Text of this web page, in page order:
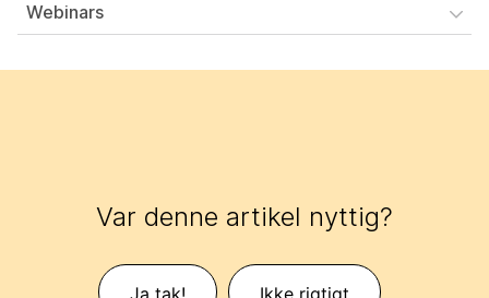
Webinars
Var denne artikel nyttig?
Ja tak! Ikke rigtigt